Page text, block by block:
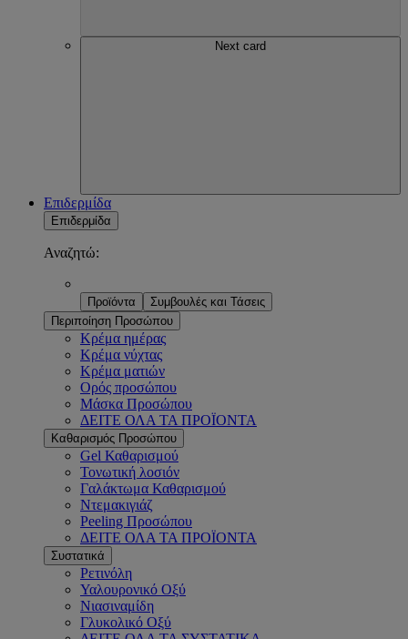
Next card
Επιδερμίδα
Επιδερμίδα
Αναζητώ:
Προϊόντα
Συμβουλές και Τάσεις
Περιποίηση Προσώπου
Κρέμα ημέρας
Κρέμα νύχτας
Κρέμα ματιών
Ορός προσώπου
Μάσκα Προσώπου
ΔΕΙΤΕ ΟΛΑ ΤΑ ΠΡΟΪΟΝΤΑ
Καθαρισμός Προσώπου
Gel Καθαρισμού
Τονωτική λοσιόν
Γαλάκτωμα Καθαρισμού
Ντεμακιγιάζ
Peeling Προσώπου
ΔΕΙΤΕ ΟΛΑ ΤΑ ΠΡΟΪΟΝΤΑ
Συστατικά
Ρετινόλη
Υαλουρονικό Οξύ
Νιασιναμίδη
Γλυκολικό Οξύ